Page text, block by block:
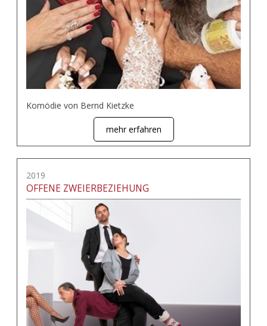
Komödie von Bernd Kietzke
mehr erfahren
2019
OFFENE ZWEIERBEZIEHUNG